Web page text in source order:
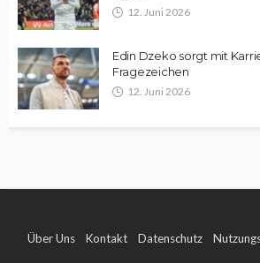
12. Juni 2026
Edin Dzeko sorgt mit
Fragezeichen
12. Juni 2026
Über Uns Kontakt Datenschutz